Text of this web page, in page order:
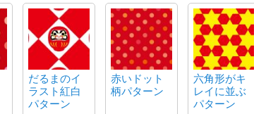
だるまのイ
ラスト紅白
パターン
赤いドット
柄パターン
六角形がキ
レイに並ぶ
パターン